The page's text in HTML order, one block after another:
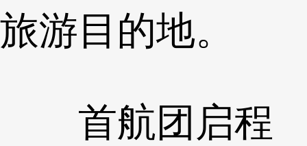
旅游目的地。
首航团启程